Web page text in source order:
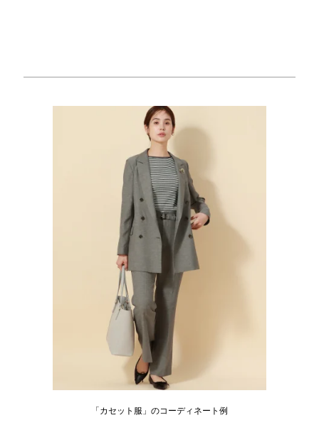
「カセット服」のコーディネート例